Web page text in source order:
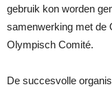
gebruik kon worden
samenwerking met de
Olympisch Comité.
De succesvolle